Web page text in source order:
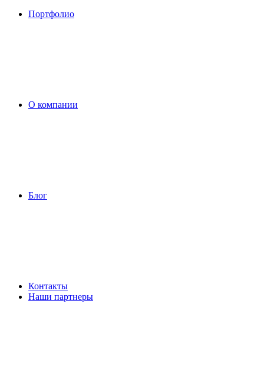
Портфолио
О компании
Блог
Контакты
Наши партнеры